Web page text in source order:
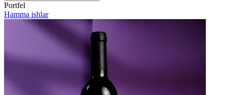
Portfel
Hamma ishlar